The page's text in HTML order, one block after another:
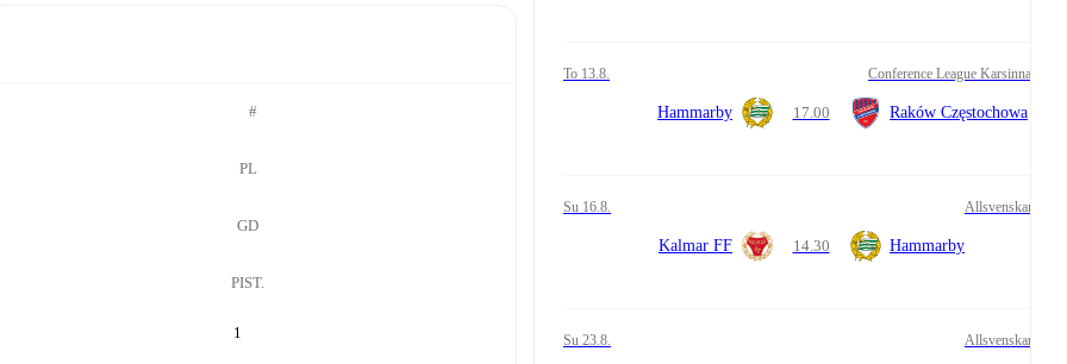
#
PL
GD
PIST.
1
to 13.8. Conference League Karsinnat
Hammarby 17.00 Raków Częstochowa
su 16.8. Allsvenskan
Kalmar FF 14.30 Hammarby
su 23.8. Allsvenskan